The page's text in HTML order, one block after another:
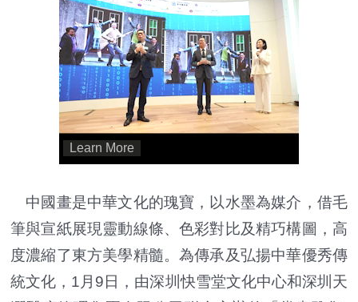
中國畫是中華文化的瑰寶，以水墨為媒介，借毛
筆與宣紙展現靈動線條、色彩對比及精巧構圖，高
度濃縮了東方美學精髓。為傳承及弘揚中華優秀傳
統文化，1月9日，由深圳快雪堂文化中心和深圳天